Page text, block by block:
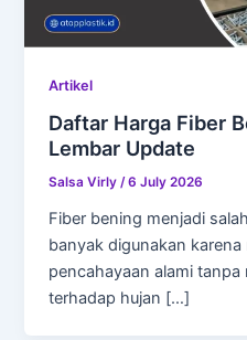
Artikel
Daftar Harga Fiber
Lembar Update
Salsa Virly/6 July 2026
Fiber bening menjadi
banyak digunakan
pencahayaan alami
terhadap hujan […]